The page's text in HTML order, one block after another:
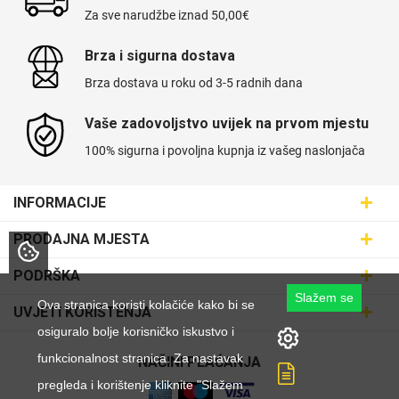
Za sve narudžbe iznad 50,00€
Brza i sigurna dostava
Brza dostava u roku od 3-5 radnih dana
Vaše zadovoljstvo uvijek na prvom mjestu
100% sigurna i povoljna kupnja iz vašeg naslonjača
INFORMACIJE
SVIJET MASKICA d.o.o.
Aleja javora 13, 10000 Zagreb
095 5555 345
prodaja@maskice.hr
PRODAJNA MJESTA
Poslovnica Trešnjevka
Poslovnica Kvatrić
Poslovnica Velika Gorica
Poslovnica Karlovac
PODRŠKA
Dostava
O nama
Karijera u maskice.hr
Postani partner
UVJETI KORIŠTENJA
Klub vjernosti
Obrazac za jednostrani raskid ugovora
NAČINI PLAĆANJA
Ova stranica koristi kolačiće kako bi se
osiguralo bolje korisničko iskustvo i
funkcionalnost stranica. Za nastavak
pregleda i korištenje kliknite "Slažem
Slažem se
Životinjsko carstvo
Svemirska kolekcija Valentinovo
maskice